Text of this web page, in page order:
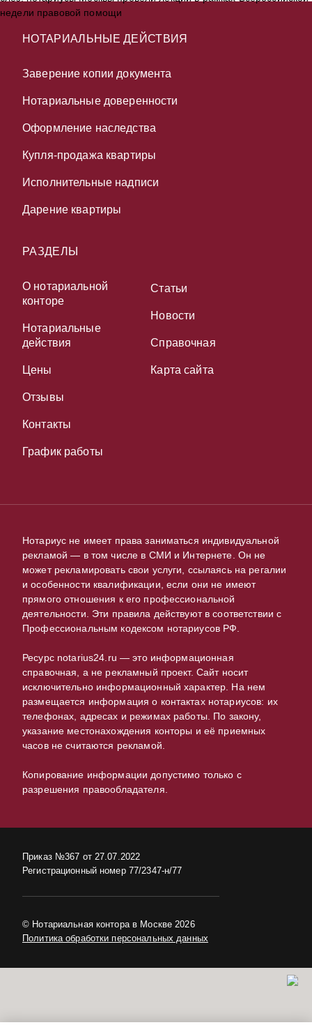
НОТАРИАЛЬНЫЕ ДЕЙСТВИЯ
Заверение копии документа
Нотариальные доверенности
Оформление наследства
Купля-продажа квартиры
Исполнительные надписи
Дарение квартиры
РАЗДЕЛЫ
О нотариальной
конторе
Нотариальные
действия
Цены
Отзывы
Контакты
График работы
Статьи
Новости
Справочная
Карта сайта
Нотариус не имеет права заниматься индивидуальной
рекламой — в том числе в СМИ и Интернете. Он не
может рекламировать свои услуги, ссылаясь на регалии
и особенности квалификации, если они не имеют
прямого отношения к его профессиональной
деятельности. Эти правила действуют в соответствии с
Профессиональным кодексом нотариусов РФ.
Ресурс notarius24.ru — это информационная
справочная, а не рекламный проект. Сайт носит
исключительно информационный характер. На нем
размещается информация о контактах нотариусов: их
телефонах, адресах и режимах работы. По закону,
указание местонахождения конторы и её приемных
часов не считаются рекламой.
Копирование информации допустимо только с
разрешения правообладателя.
Приказ №367 от 27.07.2022
Регистрационный номер 77/2347-н/77
© Нотариальная контора в Москве 2026
Политика обработки персональных данных